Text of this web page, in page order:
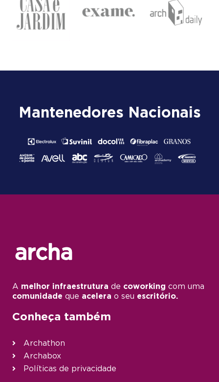
Mantenedores Nacionais
A melhor infraestrutura de coworking com uma
comunidade que acelera o seu escritório.
Conheça também
Archathon
Archabox
Políticas de privacidade